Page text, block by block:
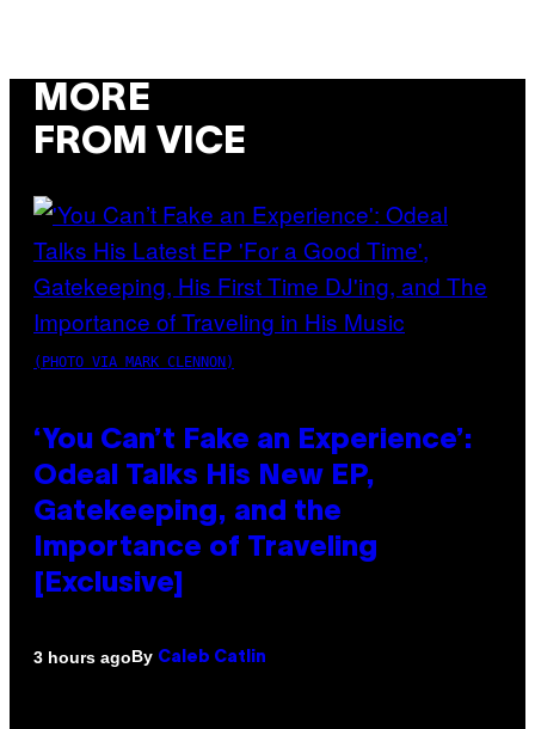
MORE
FROM VICE
(PHOTO VIA MARK CLENNON)
‘You Can’t Fake an Experience’:
Odeal Talks His New EP,
Gatekeeping, and the
Importance of Traveling
[Exclusive]
3 hours agoBy Caleb Catlin